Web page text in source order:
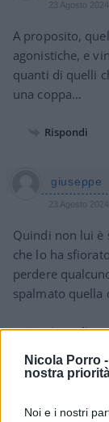
Nicola Porro -
nostra
Noi e i nostri
23 Agosto
A proposito,
agonistiche, e
quanti di quelli
una coppa…
Rispondi
giuseppe
23 Agosto
Quindi non lui è
che lo ha
perdere
spalmato quella
Rispondi
Nicole